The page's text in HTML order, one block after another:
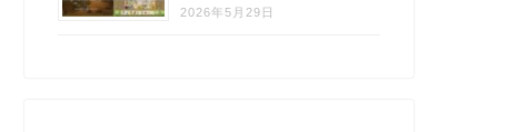
2026年5月29日